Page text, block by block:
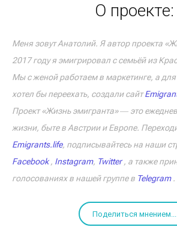
О проекте:
Меня зовут Анатолий. Я автор проекта
2017 году я эмигрировал с семьёй из
Мы с женой работаем в маркетинге, а
хотел бы переехать, создали сайт
Проект «Жизнь эмигранта» ― это
жизни, быте в Австрии и Европе.
Emigrants.life, подписывайтесь на наши
Facebook, Instagram, Twitter, а также
голосованиях в нашей группе в Telegram.
Поделиться мнением...